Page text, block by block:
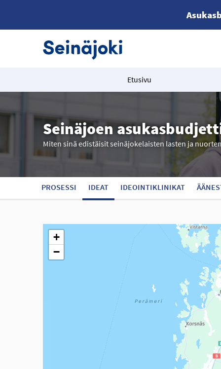
Etusivu
Seinäjoen
Miten sinä edistäisit seinäjokelaisten lasten ja
PROSESSI IDEAT IDEOINTIKLINIKAT
Seuraavassa elementissä on kartta, joka esittää
+
−